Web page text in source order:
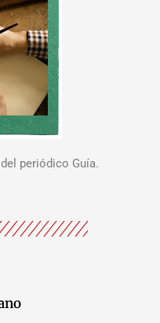
periódico Guía.